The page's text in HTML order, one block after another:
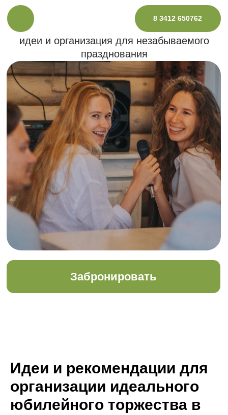
8 3412 650762
КАК ПРОВЕСТИ НЕЗАБЫВАЕМЫЙ
ЮБИЛЕЙ В ФЕМИЛИ ПАРКЕ: ПОДРОБНОЕ
Забронировать
идеи и организация для незабываемого
празднования
Идеи и рекомендации для
организации идеального
юбилейного торжества в